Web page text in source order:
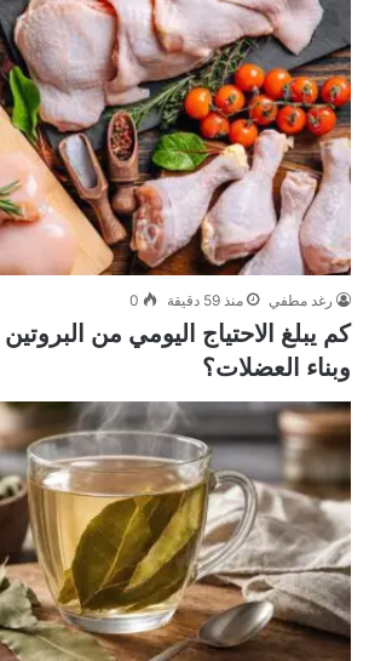
رغد مطفي منذ 59 دقيقة 0
كم يبلغ الاحتياج اليومي من
وبناء العضلات؟